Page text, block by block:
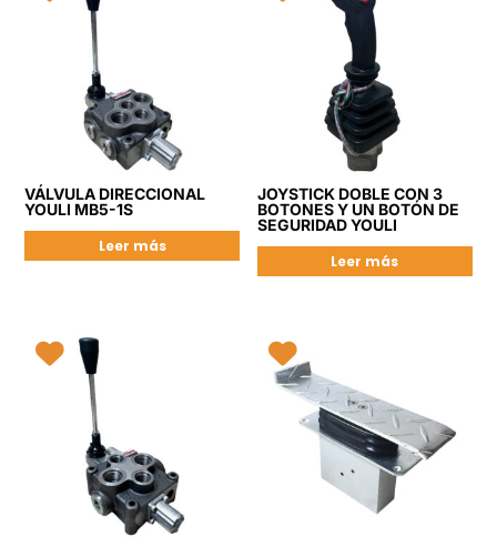
VÁLVULA DIRECCIONAL
YOULI MB5-1S
Leer más
JOYSTICK DOBLE CON 3
BOTONES Y UN BOTÓN DE
SEGURIDAD YOULI
Leer más